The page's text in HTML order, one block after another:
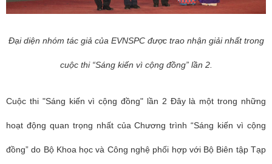
Đại diện nhóm tác giả của EVNSPC được trao nhận giải nhất trong
cuộc thi “Sáng kiến vì cộng đồng” lần 2.
Cuộc thi "Sáng kiến vì cộng đồng" lần 2 Đây là một trong những
hoạt động quan trọng nhất của Chương trình “Sáng kiến vì cộng
đồng” do Bộ Khoa học và Công nghệ phối hợp với Bộ Biên tập Tạp